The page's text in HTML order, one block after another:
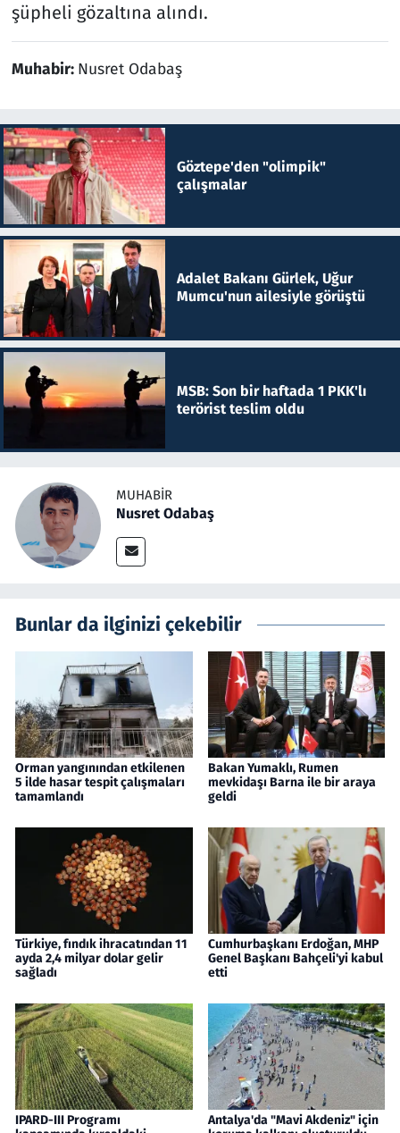
şüpheli gözaltına alındı.
Muhabir: Nusret Odabaş
Göztepe'den "olimpik"
çalışmalar
Adalet Bakanı Gürlek, Uğur
Mumcu'nun ailesiyle görüştü
MSB: Son bir haftada 1 PKK'lı
terörist teslim oldu
MUHABIR
Nusret Odabaş
Bunlar da ilginizi çekebilir
Orman yangınından etkilenen
5 ilde hasar tespit çalışmaları
tamamlandı
Bakan Yumaklı, Rumen
mevkidaşı Barna ile bir araya
geldi
Türkiye, fındık ihracatından 11
ayda 2,4 milyar dolar gelir
sağladı
Cumhurbaşkanı Erdoğan, MHP
Genel Başkanı Bahçeli'yi kabul
etti
IPARD-III Programı
Antalya'da "Mavi Akdeniz" için